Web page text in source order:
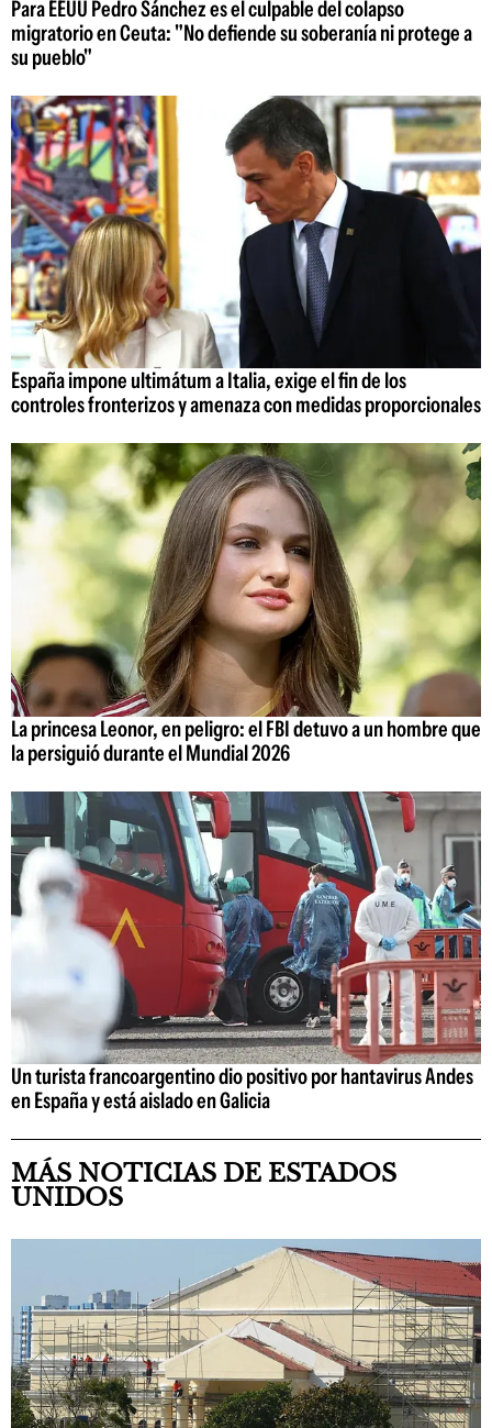
Para EEUU Pedro Sánchez es el culpable del colapso
migratorio en Ceuta: "No defiende su soberanía ni protege a
su pueblo"
España impone ultimátum a Italia, exige el fin de los
controles fronterizos y amenaza con medidas proporcionales
La princesa Leonor, en peligro: el FBI detuvo a un hombre que
la persiguió durante el Mundial 2026
Un turista francoargentino dio positivo por hantavirus Andes
en España y está aislado en Galicia
MÁS NOTICIAS DE ESTADOS
UNIDOS